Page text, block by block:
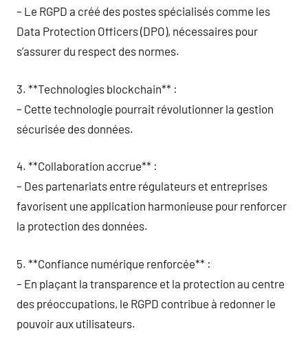
– Le RGPD a créé des postes spécialisés comme les
Data Protection Officers (DPO), nécessaires pour
s’assurer du respect des normes.
3. **Technologies blockchain** :
– Cette technologie pourrait révolutionner la gestion
sécurisée des données.
4. **Collaboration accrue** :
– Des partenariats entre régulateurs et entreprises
favorisent une application harmonieuse pour renforcer
la protection des données.
5. **Confiance numérique renforcée** :
– En plaçant la transparence et la protection au centre
des préoccupations, le RGPD contribue à redonner le
pouvoir aux utilisateurs.